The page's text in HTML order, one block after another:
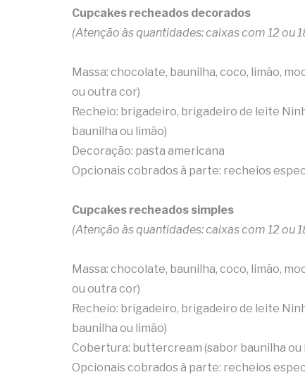
Cupcakes recheados decorados
(Atenção às quantidades: caixas com 12 ou
Massa: chocolate, baunilha, coco, limão,
ou outra cor)
Recheio: brigadeiro, brigadeiro de leite
baunilha ou limão)
Decoração: pasta americana
Opcionais cobrados à parte: recheios
Cupcakes recheados simples
(Atenção às quantidades: caixas com 12 ou
Massa: chocolate, baunilha, coco, limão,
ou outra cor)
Recheio: brigadeiro, brigadeiro de leite
baunilha ou limão)
Cobertura: buttercream (sabor baunilha ou
Opcionais cobrados à parte: recheios